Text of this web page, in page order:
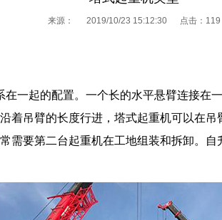
来源： 2019/10/23 15:12:30 点击： 119
一起的配置。一个长的水平悬臂连接在
着吊臂的长度行进，塔式起重机可以在
需要第二台起重机在工地组装和拆卸。自